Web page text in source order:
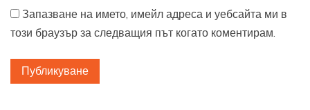
Запазване на името, имейл адреса и уебсайта ми в
този браузър за следващия път когато коментирам.